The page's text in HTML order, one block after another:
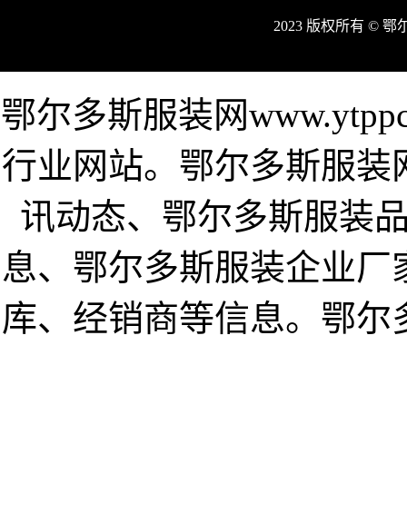
2023 版权所有 ©
鄂尔多斯服装网
行业网站。鄂尔多斯服
讯动态、鄂尔多斯服装
息、鄂尔多斯服装企业
库、经销商等信息。鄂